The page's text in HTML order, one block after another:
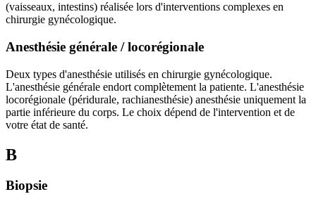
(vaisseaux, intestins) réalisée lors d'interventions complexes en
chirurgie gynécologique.
Anesthésie générale / locorégionale
Deux types d'anesthésie utilisés en chirurgie gynécologique.
L'anesthésie générale endort complètement la patiente. L'anesthésie
locorégionale (péridurale, rachianesthésie) anesthésie uniquement la
partie inférieure du corps. Le choix dépend de l'intervention et de
votre état de santé.
B
Biopsie